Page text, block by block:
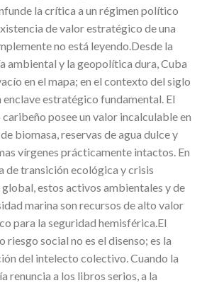
la crítica a un régimen político
de valor estratégico de una
no está leyendo.Desde la
ambiental y la geopolítica dura, Cuba
en el mapa; en el contexto del siglo
enclave estratégico fundamental. El
posee un valor incalculable en
biomasa, reservas de agua dulce y
vírgenes prácticamente intactos. En
de transición ecológica y crisis
estos activos ambientales y de
marina son recursos de alto valor
para la seguridad hemisférica.El
riesgo social no es el disenso; es la
del intelecto colectivo. Cuando la
renuncia a los libros serios, a la